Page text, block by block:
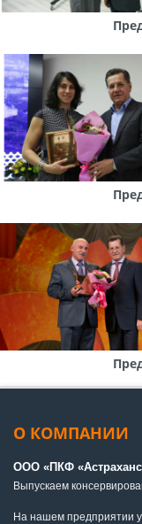
О КОМПАНИИ
ООО «ПКФ
Выпускаем
На нашем предприятии